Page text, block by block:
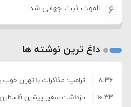
6 الموت ثبت جهانی شد
داغ ترین نوشته ها
ترامپ: مذاکرات با تهران
۸:۳۶
بازداشت سفیر پیشین فلسطین
۱۰:۳۳